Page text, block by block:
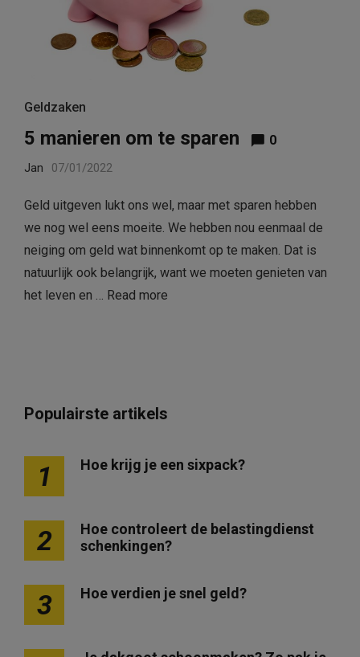
Geldzaken
5 manieren om te sparen 0
Jan 07/01/2022
Geld uitgeven lukt ons wel, maar met sparen hebben
we nog wel eens moeite. We hebben nou eenmaal de
neiging om geld wat binnenkomt op te maken. Dat is
natuurlijk ook belangrijk, want we moeten genieten van
het leven en … Read more
Populairste artikels
1 Hoe krijg je een sixpack?
2
Hoe controleert de belastingdienst
schenkingen?
3 Hoe verdien je snel geld?